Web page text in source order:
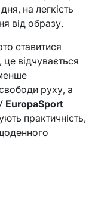
на легкість
від образу.
ставитися
відчувається
руху, а
EuropaSport
практичність,